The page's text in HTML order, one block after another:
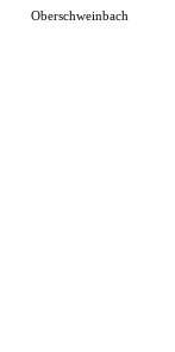
Oberschweinbach